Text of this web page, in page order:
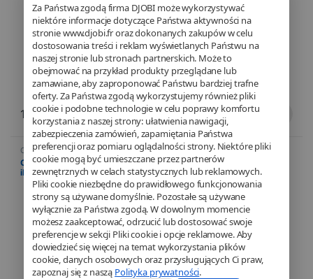
Za Państwa zgodą firma DJOBI może wykorzystywać
niektóre informacje dotyczące Państwa aktywności na
stronie www.djobi.fr oraz dokonanych zakupów w celu
dostosowania treści i reklam wyświetlanych Państwu na
naszej stronie lub stronach partnerskich. Może to
obejmować na przykład produkty przeglądane lub
zamawiane, aby zaproponować Państwu bardziej trafne
oferty. Za Państwa zgodą wykorzystujemy również pliki
cookie i podobne technologie w celu poprawy komfortu
korzystania z naszej strony: ułatwienia nawigacji,
zabezpieczenia zamówień, zapamiętania Państwa
preferencji oraz pomiaru oglądalności strony. Niektóre pliki
cookie mogą być umieszczane przez partnerów
zewnętrznych w celach statystycznych lub reklamowych.
Pliki cookie niezbędne do prawidłowego funkcjonowania
strony są używane domyślnie. Pozostałe są używane
wyłącznie za Państwa zgodą. W dowolnym momencie
możesz zaakceptować, odrzucić lub dostosować swoje
preferencje w sekcji Pliki cookie i opcje reklamowe. Aby
dowiedzieć się więcej na temat wykorzystania plików
cookie, danych osobowych oraz przysługujących Ci praw,
zapoznaj się z naszą Polityka prywatności.
13,40€ 13,40€
Camera,Mobile,Pièces
détachées ,Telefonia
Caméra avant + capteur –
iPhone 6
Camera,Mobile,Pièces
détachées,Telefonia
Caméra arrière – iPhone 6